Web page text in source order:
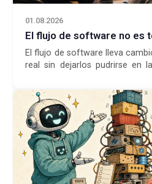
01.08.2026
El flujo de software no es
El flujo de software lleva
real sin dejarlos pudrirse en